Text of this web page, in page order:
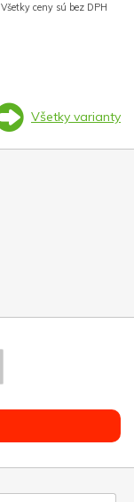
Všetky ceny sú bez DPH
Všetky varianty